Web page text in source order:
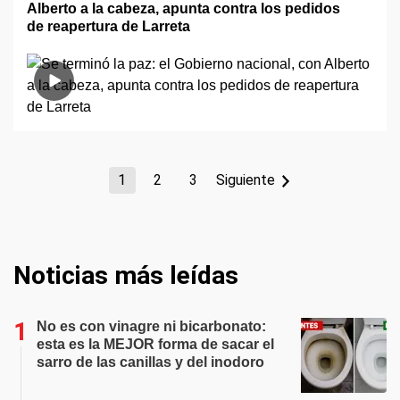
Alberto a la cabeza, apunta contra los pedidos
de reapertura de Larreta
1 2 3 Siguiente
Noticias más leídas
No es con vinagre ni bicarbonato:
esta es la MEJOR forma de sacar el
sarro de las canillas y del inodoro